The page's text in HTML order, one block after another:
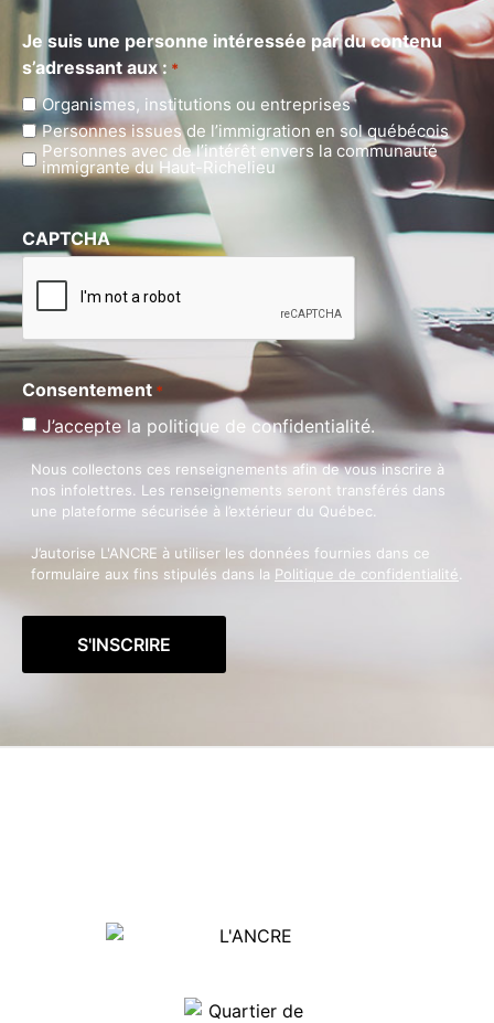
Je suis une personne intéressée par du contenu
s’adressant aux : *
Organismes, institutions ou entreprises
Personnes issues de l’immigration en sol québécois
Personnes avec de l’intérêt envers la communauté
immigrante du Haut-Richelieu
CAPTCHA
Consentement *
J’accepte la politique de confidentialité.
Nous collectons ces renseignements afin de vous inscrire à
nos infolettres. Les renseignements seront transférés dans
une plateforme sécurisée à l’extérieur du Québec.
J’autorise L'ANCRE à utiliser les données fournies dans ce
formulaire aux fins stipulés dans la Politique de confidentialité